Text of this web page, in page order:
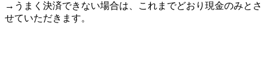
→うまく決済できない場合は、これまでどおり現金のみとさ
せていただきます。